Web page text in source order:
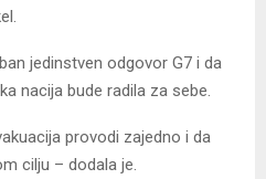
jedinstven odgovor G7 i da
nacija bude radila za sebe.
provodi zajedno i da
cilju – dodala je.